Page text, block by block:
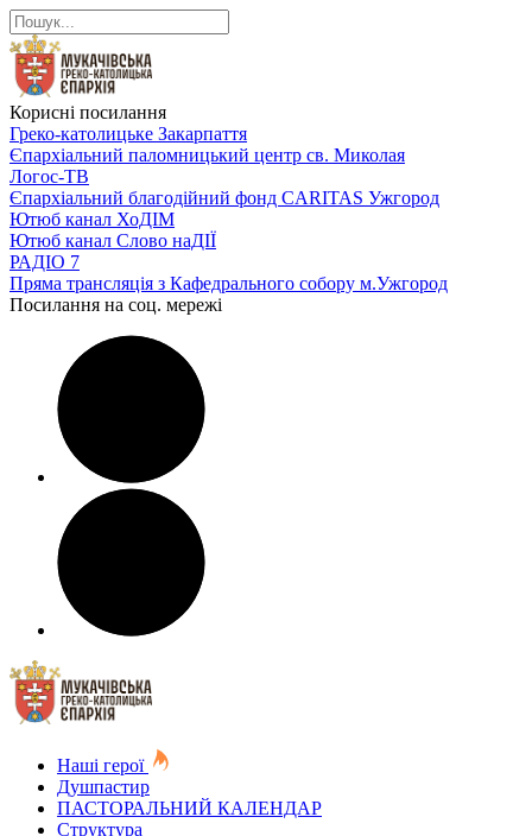
Корисні посилання
Греко-католицьке Закарпаття
Єпархіальний паломницький центр св. Миколая
Логос-ТВ
Єпархіальний благодійний фонд CARITAS Ужгород
Ютюб канал ХоДІМ
Ютюб канал Слово наДІЇ
РАДІО 7
Пряма трансляція з Кафедрального собору м.Ужгород
Посилання на соц. мережі
Наші герої
Душпастир
ПАСТОРАЛЬНИЙ КАЛЕНДАР
Структура